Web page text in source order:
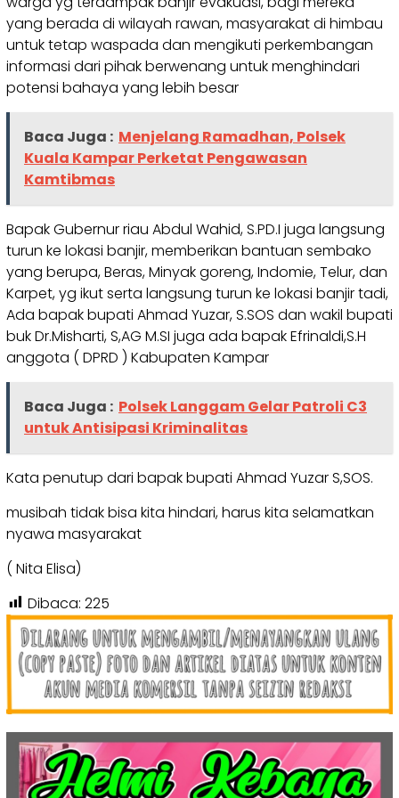
yang berada di wilayah rawan, masyarakat di himbau
untuk tetap waspada dan mengikuti perkembangan
informasi dari pihak berwenang untuk menghindari
potensi bahaya yang lebih besar
Baca Juga : Menjelang Ramadhan, Polsek
Kuala Kampar Perketat Pengawasan
Kamtibmas
Bapak Gubernur riau Abdul Wahid, S.PD.I juga langsung
turun ke lokasi banjir, memberikan bantuan sembako
yang berupa, Beras, Minyak goreng, Indomie, Telur, dan
Karpet, yg ikut serta langsung turun ke lokasi banjir tadi,
Ada bapak bupati Ahmad Yuzar, S.SOS dan wakil bupati
buk Dr.Misharti, S,AG M.SI juga ada bapak Efrinaldi,S.H
anggota ( DPRD ) Kabupaten Kampar
Baca Juga : Polsek Langgam Gelar Patroli C3
untuk Antisipasi Kriminalitas
Kata penutup dari bapak bupati Ahmad Yuzar S,SOS.
musibah tidak bisa kita hindari, harus kita selamatkan
nyawa masyarakat
( Nita Elisa)
Dibaca: 225